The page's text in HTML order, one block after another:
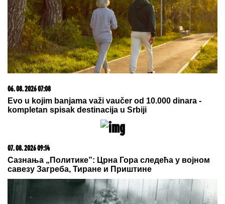
BIVŠI RIJALITI PAR PRODAJE KUĆU U KOJU SU
ULOŽILI 200.000 EVRASagradili vilu na Kosmaju i
pokrenuli biznis, a sada im hitno treba novac: "To je
razlog prodaje"
Preokret oko Vinisijusa: Arsenal ga
silno želeo, Brazilac potpisao do
MAĐARI MOGU DA ODAHNU:
"Najkritičnije je prošlo..."